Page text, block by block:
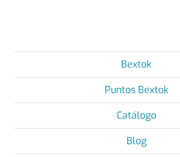
Bextok
Puntos Bextok
Catálogo
Blog